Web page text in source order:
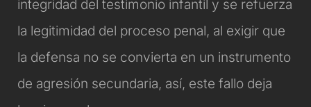
integridad del testimonio infantil y se refuerza
la legitimidad del proceso penal, al exigir que
la defensa no se convierta en un instrumento
de agresión secundaria, así, este fallo deja